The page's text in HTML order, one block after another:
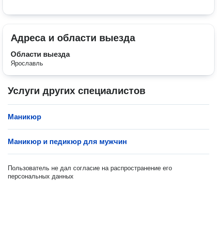
Адреса и области выезда
Области выезда
Ярославль
Услуги других специалистов
Маникюр
Маникюр и педикюр для мужчин
Пользователь не дал согласие на распространение его
персональных данных